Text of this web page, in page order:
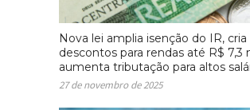
Nova lei amplia isenção do IR, cria
descontos para rendas até R$ 7,3
aumenta tributação para altos
27 de novembro de 2025